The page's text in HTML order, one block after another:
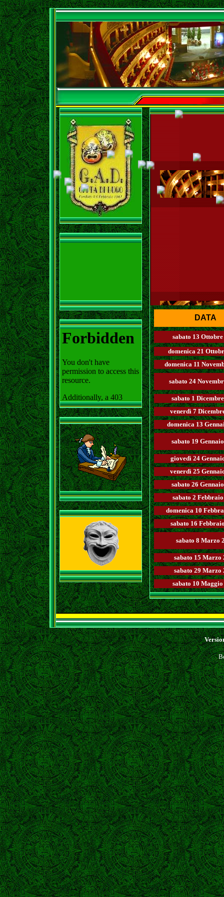
DATA
sabato 13
domenica 21
domenica 11
sabato 24
sabato 1
venerdì 7
domenica 13
sabato 19
giovedì 24
venerdì 25
sabato 26
sabato 2
domenica 10
sabato 16
sabato 8 Marzo
sabato 15 Marzo
sabato 29 Marzo
sabato 10